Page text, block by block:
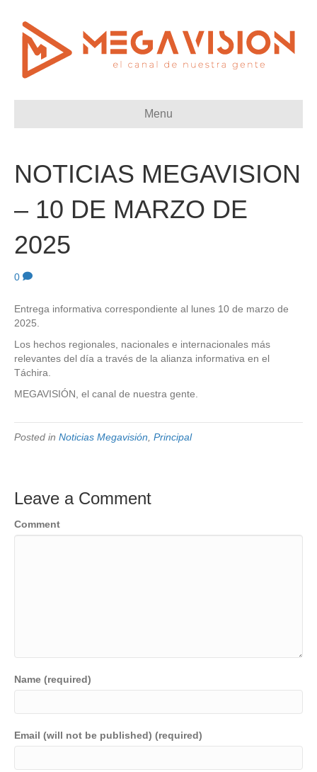
Menu
NOTICIAS MEGAVISION
– 10 DE MARZO DE
2025
0
Entrega informativa correspondiente al lunes 10 de marzo de
2025.
Los hechos regionales, nacionales e internacionales más
relevantes del día a través de la alianza informativa en el
Táchira.
MEGAVISIÓN, el canal de nuestra gente.
Posted in Noticias Megavisión Principal
Leave a Comment
Comment
Name (required)
Email (will not be published) (required)